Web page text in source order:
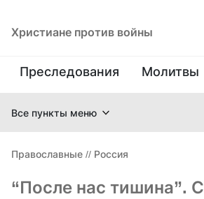
Христиане против войны
Преследования Молитвы
Все пункты меню
Православные // Россия
“После нас тишина”.